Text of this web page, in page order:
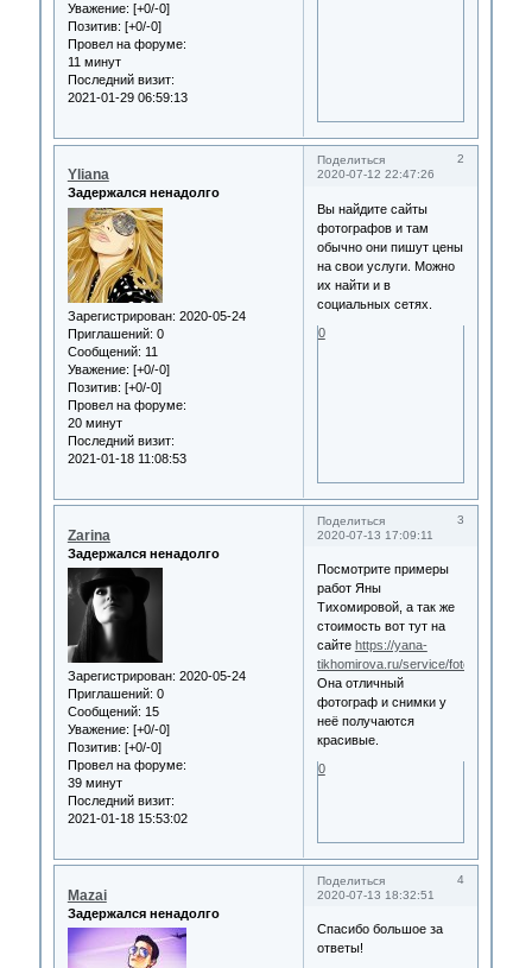
Уважение: [+0/-0]
Позитив: [+0/-0]
Провел на форуме:
11 минут
Последний визит:
2021-01-29 06:59:13
Поделиться
2
2020-07-12 22:47:26
Yliana
Задержался ненадолго
Зарегистрирован: 2020-05-24
Приглашений: 0
Сообщений: 11
Уважение: [+0/-0]
Позитив: [+0/-0]
Провел на форуме:
20 минут
Последний визит:
2021-01-18 11:08:53
Вы найдите сайты
фотографов и там
обычно они пишут цены
на свои услуги. Можно
их найти и в
социальных сетях.
0
Поделиться
3
2020-07-13 17:09:11
Zarina
Задержался ненадолго
Зарегистрирован: 2020-05-24
Приглашений: 0
Сообщений: 15
Уважение: [+0/-0]
Позитив: [+0/-0]
Провел на форуме:
39 минут
Последний визит:
2021-01-18 15:53:02
Посмотрите примеры
работ Яны
Тихомировой, а так же
стоимость вот тут на
сайте https://yana-
tikhomirova.ru/service/fotokniga
Она отличный
фотограф и снимки у
неё получаются
красивые.
0
Поделиться
4
2020-07-13 18:32:51
Mazai
Задержался ненадолго
Спасибо большое за
ответы!